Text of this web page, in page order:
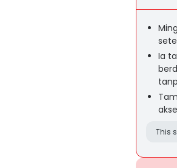
Ia
This